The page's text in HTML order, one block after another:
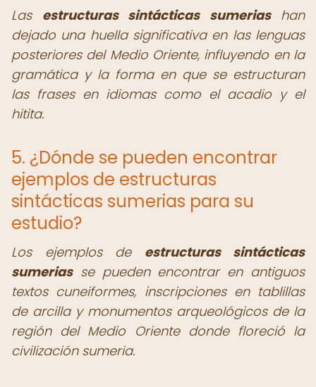
Las estructuras sintácticas sumeriashan
dejado una huella significativa en las lenguas
posteriores del Medio Oriente, influyendo en la
gramática y la forma en que se estructuran
las frases en idiomas como el acadio y el
hitita.
5. ¿Dónde se pueden encontrar
ejemplos de estructuras
sintácticas sumerias para su
estudio?
Los ejemplos de estructuras sintácticas
sumeriasse pueden encontrar en antiguos
textos cuneiformes, inscripciones en tablillas
de arcilla y monumentos arqueológicos de la
región del Medio Oriente donde floreció la
civilización sumeria.